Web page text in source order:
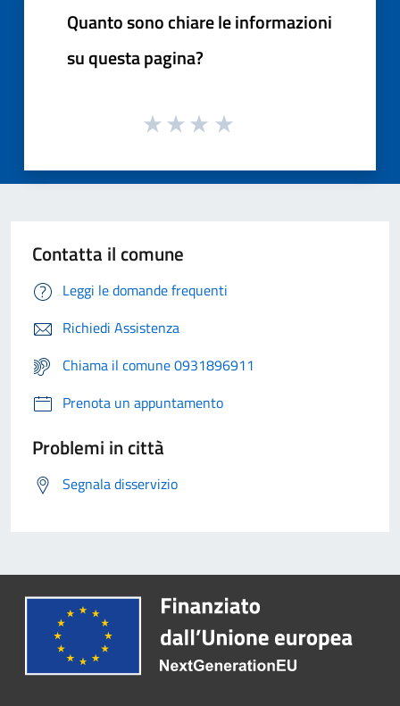
Quanto sono chiare le informazioni
su questa pagina?
Contatta il comune
Leggi le domande frequenti
Richiedi Assistenza
Chiama il comune 0931896911
Prenota un appuntamento
Problemi in città
Segnala disservizio